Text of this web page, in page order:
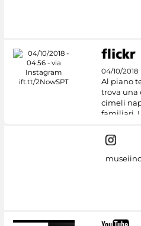
04/10/2018
Al piano
trova una
cimeli
familiari.